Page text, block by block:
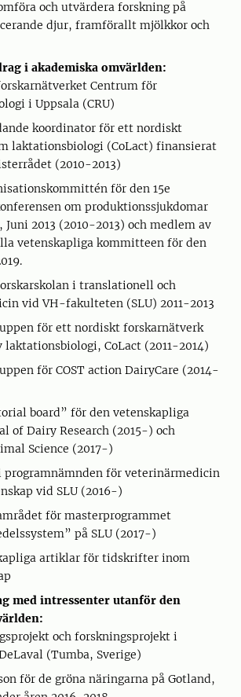
och utvärdera forskning på
djur, framförallt mjölkkor och
i akademiska omvärlden:
Centrum för
i Uppsala (CRU)
koordinator för ett nordiskt
laktationsbiologi (CoLact) finansierat
(2010-2013)
för den 15e
om produktionssjukdomar
Juni 2013 (2010-2013) och medlem av
vetenskapliga kommitteen för den
i translationell och
vid VH-fakulteten (SLU) 2011-2013
för ett nordiskt forskarnätverk
CoLact (2011-2014)
för COST action DairyCare (2014-
board” för den vetenskapliga
of Dairy Research (2015-) och
Science (2017-)
programnämnden för veterinärmedicin
vid SLU (2016-)
för masterprogrammet
på SLU (2017-)
artiklar för tidskrifter inom
med intressenter utanför den
och forskningsprojekt i
(Tumba, Sverige)
för de gröna näringarna på Gotland,